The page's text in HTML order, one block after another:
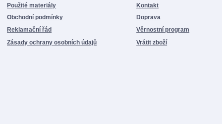
Použité materiály
Kontakt
Obchodní podmínky
Doprava
Reklamační řád
Věrnostní program
Zásady ochrany osobních údajů
Vrátit zboží